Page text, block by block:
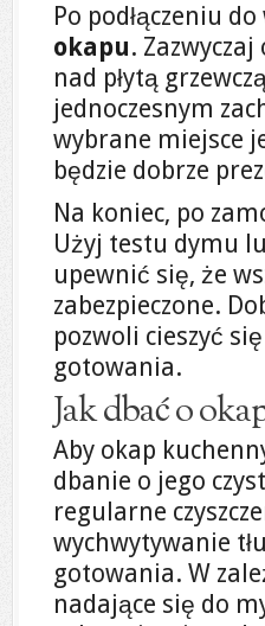
Po podłączeniu
okapu.
nad płytą
jednoczesnym
wybrane miejsce
będzie dobrze
Na koniec, po
Użyj testu dymu
upewnić się, że
zabezpieczone.
pozwoli cieszyć
gotowania.
Jak dbać o
Aby okap
dbanie o jego
regularne
wychwytywanie
gotowania. W
nadające się do